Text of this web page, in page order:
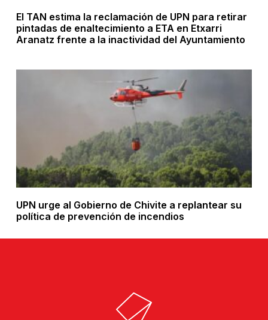
El TAN estima la reclamación de UPN para retirar
pintadas de enaltecimiento a ETA en Etxarri
Aranatz frente a la inactividad del Ayuntamiento
UPN urge al Gobierno de Chivite a replantear su
política de prevención de incendios